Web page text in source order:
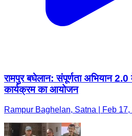
रामपुर बघेलान: संपूर्णता अभियान
कार्यक्रम का आयोजन
Rampur Baghelan, Satna | Feb 17,